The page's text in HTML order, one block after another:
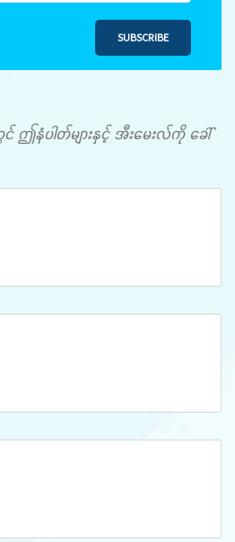
SUBSCRIBE
ဤနံပါတ်များနှင့် အီးမေးလ်ကို ခေါ်